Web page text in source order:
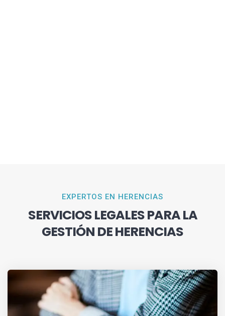
EXPERTOS EN HERENCIAS
SERVICIOS LEGALES PARA LA
GESTIÓN DE HERENCIAS